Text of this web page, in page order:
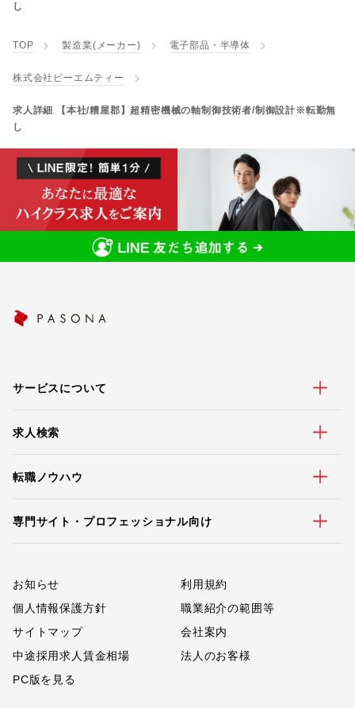
し
TOP 製造業(メーカー) 電子部品・半導体
株式会社ピーエムティー
求人詳細 【本社/糟屋郡】超精密機械の軸制御技術者/制御設計※転勤無
し
サービスについて
求人検索
転職ノウハウ
専門サイト・プロフェッショナル向け
お知らせ
利用規約
個人情報保護方針
職業紹介の範囲等
サイトマップ
会社案内
中途採用求人賃金相場
法人のお客様
PC版を見る